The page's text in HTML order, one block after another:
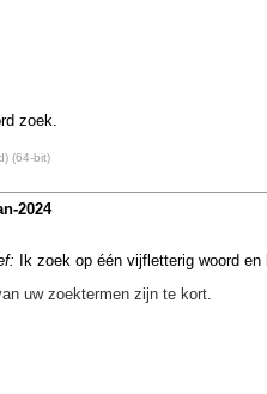
zoek.
(64-bit)
2024
Ik zoek op één vijfletterig woord
uw zoektermen zijn te kort.